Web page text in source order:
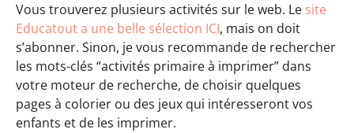
Vous trouverez plusieurs activités sur le web. Le site
Educatout a une belle sélection ICI, mais on doit
s’abonner. Sinon, je vous recommande de rechercher
les mots-clés “activités primaire à imprimer” dans
votre moteur de recherche, de choisir quelques
pages à colorier ou des jeux qui intéresseront vos
enfants et de les imprimer.